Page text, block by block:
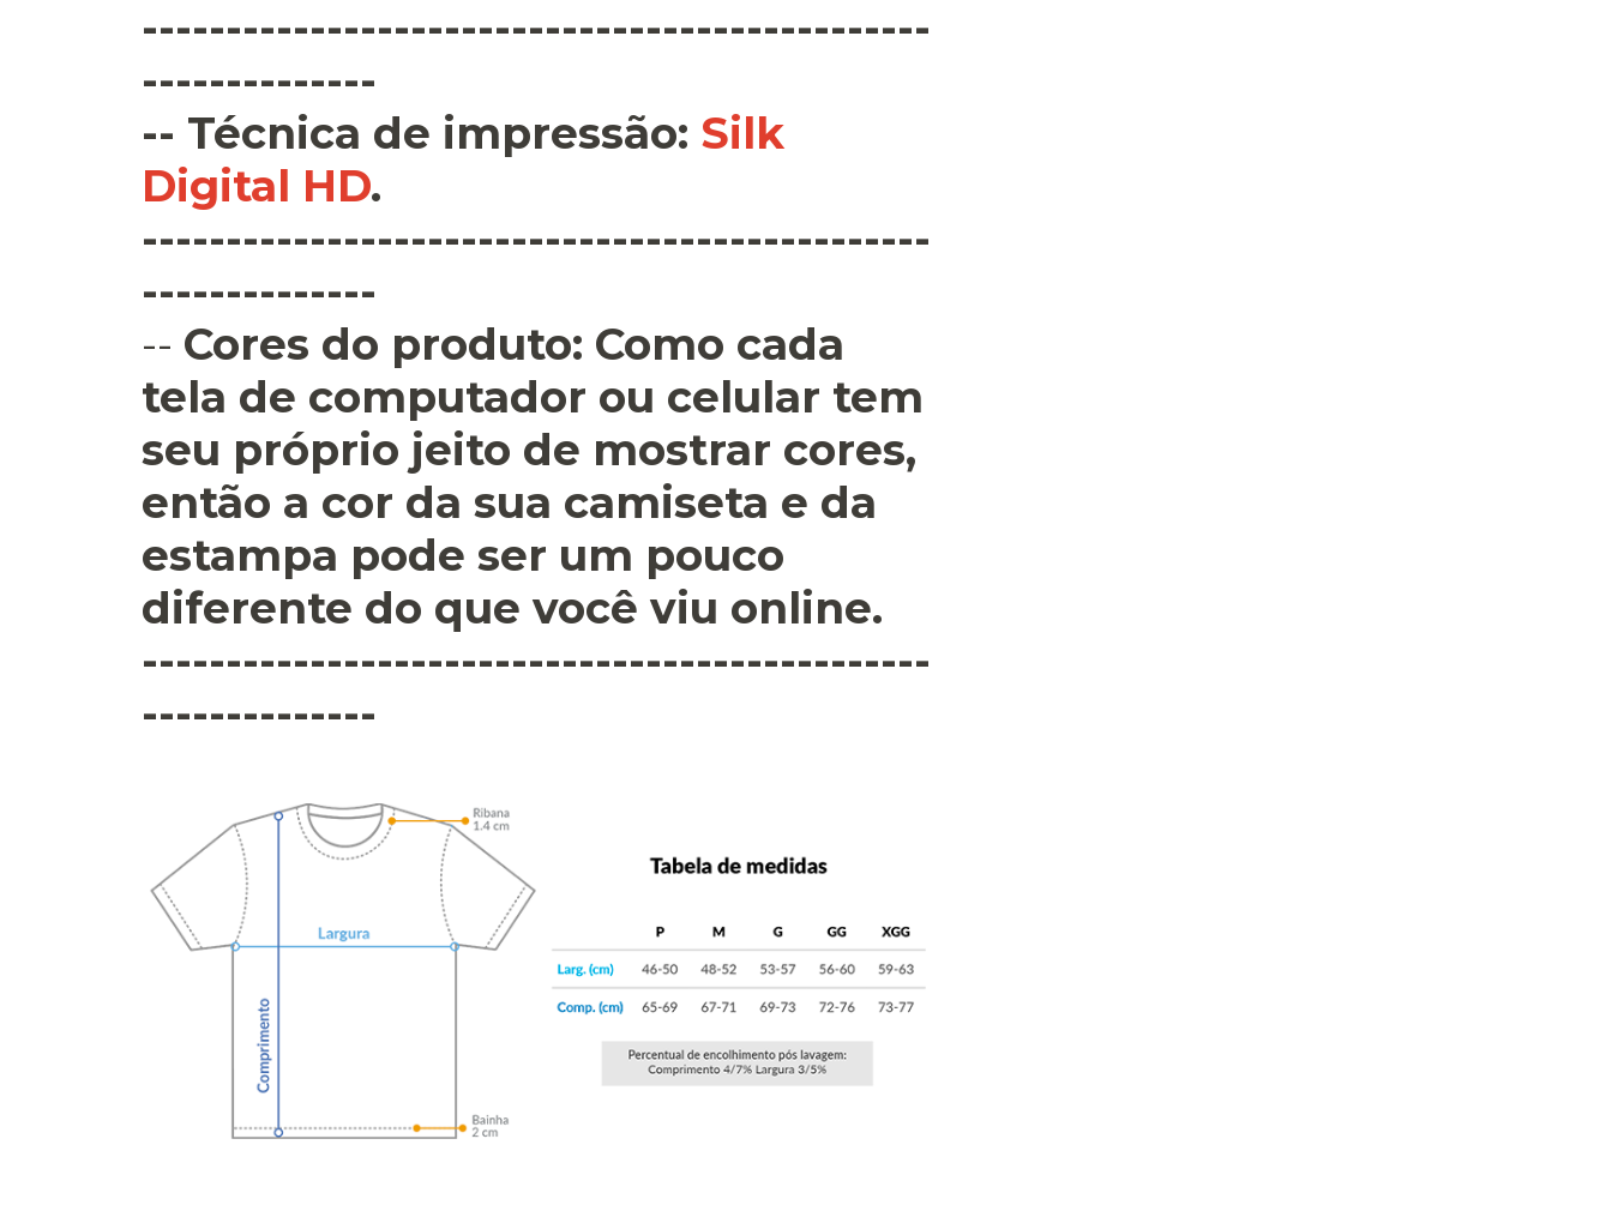
-----------------------------------------------
--------------
-- Técnica de impressão: Silk
Digital HD.
-----------------------------------------------
--------------
-- Cores do produto: Como cada
tela de computador ou celular tem
seu próprio jeito de mostrar cores,
então a cor da sua camiseta e da
estampa pode ser um pouco
diferente do que você viu online.
-----------------------------------------------
--------------